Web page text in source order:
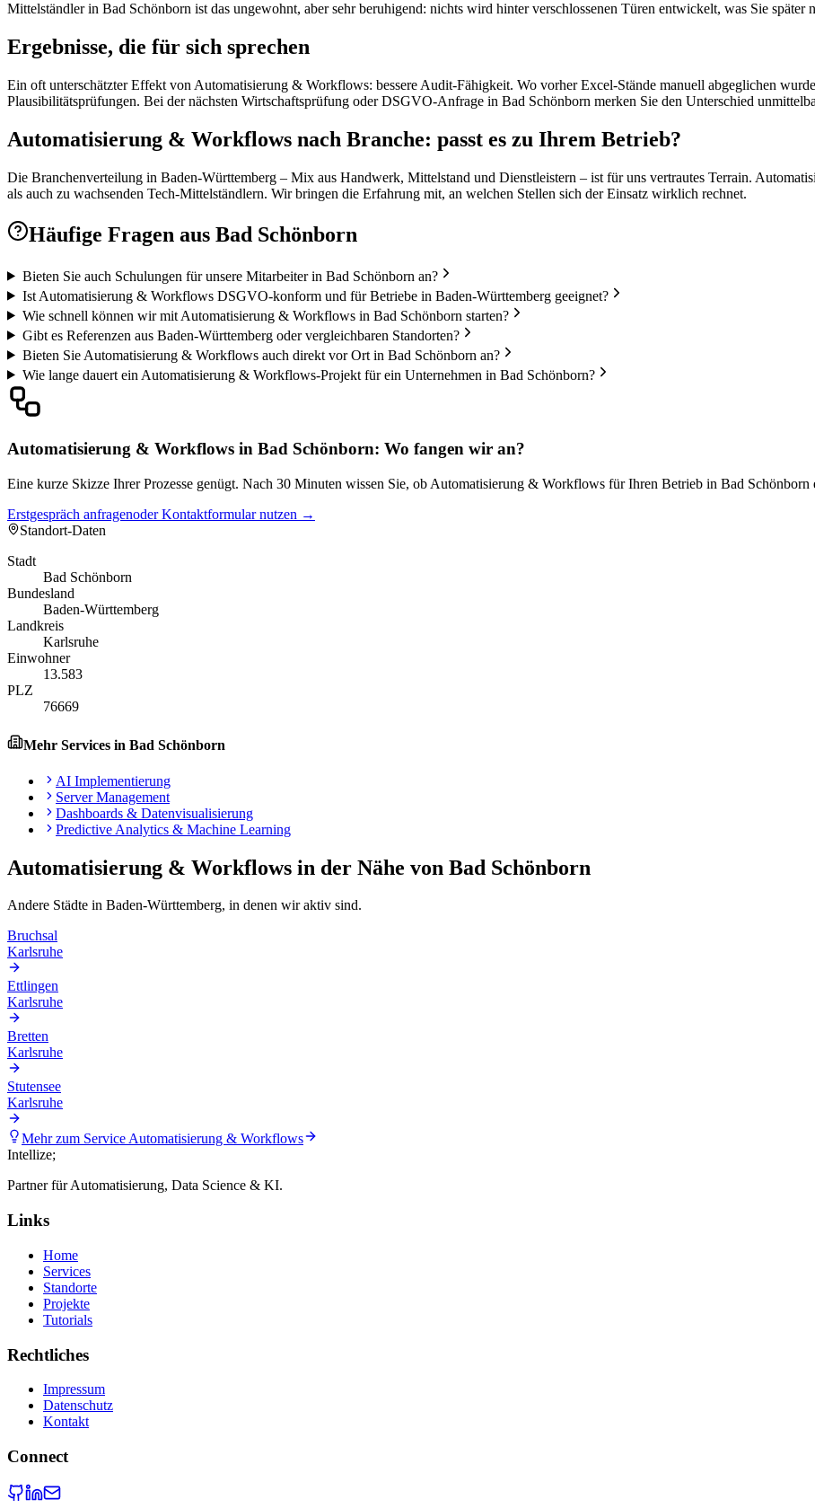
Mittelständler in Bad Schönborn ist das ungewohnt, aber sehr beruhigend: nichts wird hinter verschlossenen Türen entwickelt, was Sie später
Ergebnisse, die für sich sprechen
Ein oft unterschätzter Effekt von Automatisierung & Workflows: bessere Audit-Fähigkeit. Wo vorher Excel-Stände manuell abgeglichen
Plausibilitätsprüfungen. Bei der nächsten Wirtschaftsprüfung oder DSGVO-Anfrage in Bad Schönborn merken Sie den Unterschied
Automatisierung & Workflows nach Branche: passt es zu Ihrem Betrieb?
Die Branchenverteilung in Baden-Württemberg – Mix aus Handwerk, Mittelstand und Dienstleistern – ist für uns vertrautes Terrain.
als auch zu wachsenden Tech-Mittelständlern. Wir bringen die Erfahrung mit, an welchen Stellen sich der Einsatz wirklich rechnet.
Häufige Fragen aus Bad Schönborn
Bieten Sie auch Schulungen für unsere Mitarbeiter in Bad Schönborn an?
Ist Automatisierung & Workflows DSGVO-konform und für Betriebe in Baden-Württemberg geeignet?
Wie schnell können wir mit Automatisierung & Workflows in Bad Schönborn starten?
Gibt es Referenzen aus Baden-Württemberg oder vergleichbaren Standorten?
Bieten Sie Automatisierung & Workflows auch direkt vor Ort in Bad Schönborn an?
Wie lange dauert ein Automatisierung & Workflows-Projekt für ein Unternehmen in Bad Schönborn?
Automatisierung & Workflows in Bad Schönborn: Wo fangen wir an?
Eine kurze Skizze Ihrer Prozesse genügt. Nach 30 Minuten wissen Sie, ob Automatisierung & Workflows für Ihren Betrieb in Bad
Erstgespräch anfragenoder Kontaktformular nutzen →
Standort-Daten
Stadt
Bad Schönborn
Bundesland
Baden-Württemberg
Landkreis
Karlsruhe
Einwohner
13.583
PLZ
76669
Mehr Services in Bad Schönborn
AI Implementierung
Server Management
Dashboards & Datenvisualisierung
Predictive Analytics & Machine Learning
Automatisierung & Workflows in der Nähe von Bad Schönborn
Andere Städte in Baden-Württemberg, in denen wir aktiv sind.
Bruchsal
Karlsruhe
Ettlingen
Karlsruhe
Bretten
Karlsruhe
Stutensee
Karlsruhe
Mehr zum ServiceAutomatisierung & Workflows
Intellize;
Partner für Automatisierung, Data Science & KI.
Links
Home
Services
Standorte
Projekte
Tutorials
Rechtliches
Impressum
Datenschutz
Kontakt
Connect